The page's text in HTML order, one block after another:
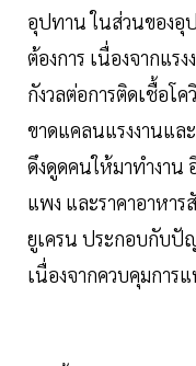
อุปทาน ในส่วนของอุ
ต้องการ เนื่องจากแร
กังวลต่อการติดเชื้อโ
ขาดแคลนแรงงานและ
ดึงดูดคนให้มาทำงาน
แพง และราคาอาหา
ยูเครน ประกอบกับปั
เนื่องจากควบคุมการ